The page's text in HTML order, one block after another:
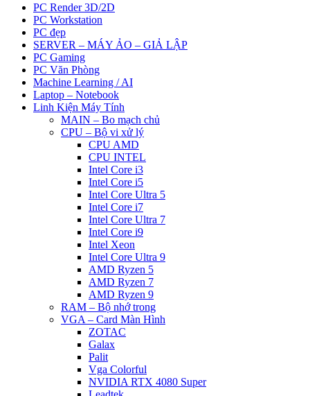
PC Render 3D/2D
PC Workstation
PC đẹp
SERVER – MÁY ẢO – GIẢ LẬP
PC Gaming
PC Văn Phòng
Machine Learning / AI
Laptop – Notebook
Linh Kiện Máy Tính
MAIN – Bo mạch chủ
CPU – Bộ vi xử lý
CPU AMD
CPU INTEL
Intel Core i3
Intel Core i5
Intel Core Ultra 5
Intel Core i7
Intel Core Ultra 7
Intel Core i9
Intel Xeon
Intel Core Ultra 9
AMD Ryzen 5
AMD Ryzen 7
AMD Ryzen 9
RAM – Bộ nhớ trong
VGA – Card Màn Hình
ZOTAC
Galax
Palit
Vga Colorful
NVIDIA RTX 4080 Super